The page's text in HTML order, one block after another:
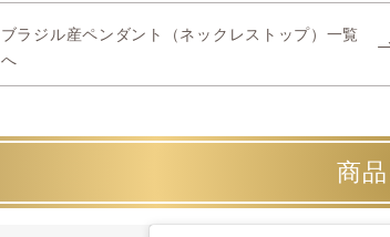
ブラジル産ペンダント（ネックレストップ）一覧
へ
商